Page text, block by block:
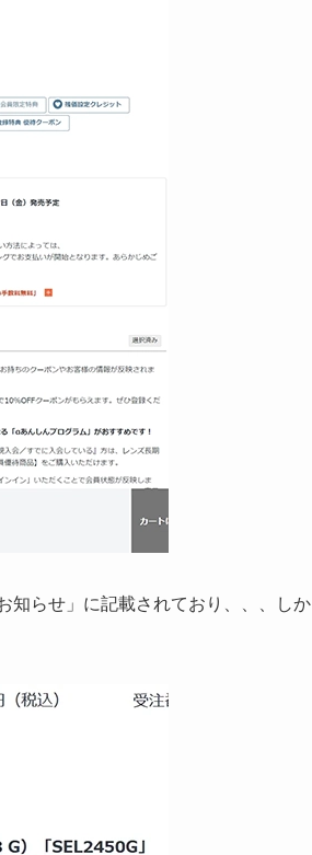
知らせ」に記載されており、、、しか